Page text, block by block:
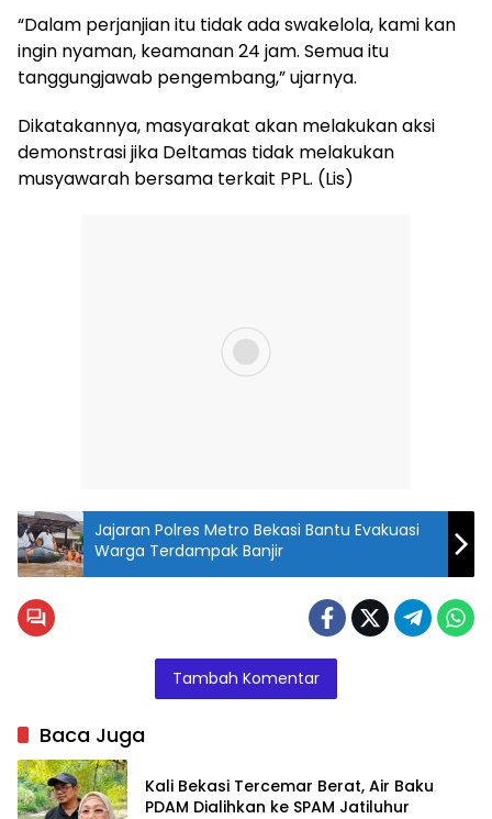
“Dalam perjanjian itu tidak ada swakelola, kami kan
ingin nyaman, keamanan 24 jam. Semua itu
tanggungjawab pengembang,” ujarnya.
Dikatakannya, masyarakat akan melakukan aksi
demonstrasi jika Deltamas tidak melakukan
musyawarah bersama terkait PPL. (Lis)
Jajaran Polres Metro Bekasi Bantu Evakuasi
Warga Terdampak Banjir
Tambah Komentar
Baca Juga
Kali Bekasi Tercemar Berat, Air Baku
PDAM Dialihkan ke SPAM Jatiluhur